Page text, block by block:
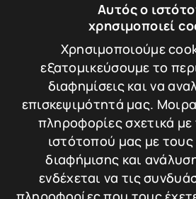
ΠΛΗΡΟΦΟΡΙΕΣ
Υπηρεσίες
Πιστοποιήσεις
Πολιτική απορρήτου
Τρόποι πληρωμής
Πολιτική Επιστροφών /
ΕΠΙΚΟΙΝΩΝΙΑ
Αυτός ο
χρησιμοποιεί
Χρησιμοποιούμε
εξατομικεύσουμε το
διαφημίσεις και να
επισκεψιμότητά μας.
πληροφορίες σχετικά
ιστότοπού μας με
διαφήμισης και
ενδέχεται να τις